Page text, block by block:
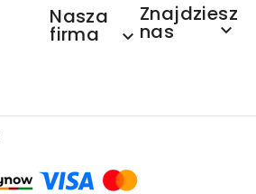
Nasza
firma 
Znajdziesz
nas 